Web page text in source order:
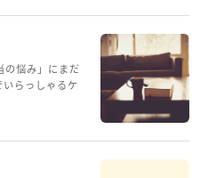
の悩み」にまだ
らっしゃるケ
いところ（深
度から解決の